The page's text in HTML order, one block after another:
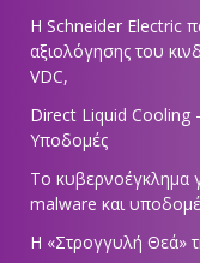
Η Schneider Electric
αξιολόγησης του
VDC,
Direct Liquid Cooling
Υποδομές
Το κυβερνοέγκλημα
malware και
Η «Στρογγυλή Θεά»